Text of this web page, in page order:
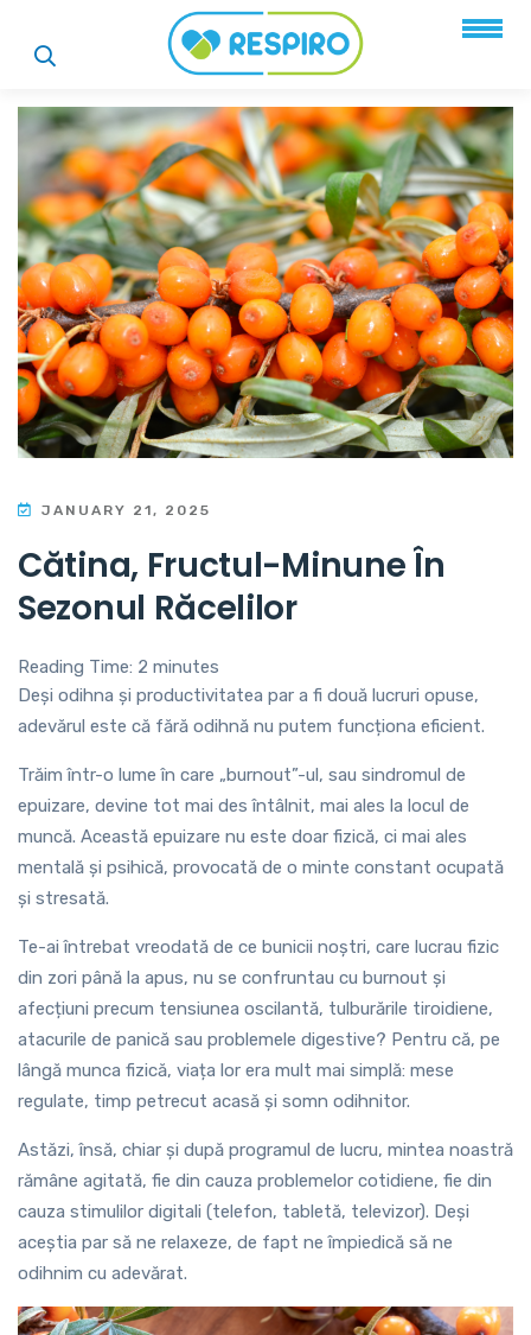
JANUARY 21, 2025
Cătina, Fructul-Minune În
Sezonul Răcelilor
Reading Time: 2 minutes
Deși odihna și productivitatea par a fi două lucruri opuse,
adevărul este că fără odihnă nu putem funcționa eficient.
Trăim într-o lume în care „burnout”-ul, sau sindromul de
epuizare, devine tot mai des întâlnit, mai ales la locul de
muncă. Această epuizare nu este doar fizică, ci mai ales
mentală și psihică, provocată de o minte constant ocupată
și stresată.
Te-ai întrebat vreodată de ce bunicii noștri, care lucrau fizic
din zori până la apus, nu se confruntau cu burnout și
afecțiuni precum tensiunea oscilantă, tulburările tiroidiene,
atacurile de panică sau problemele digestive? Pentru că, pe
lângă munca fizică, viața lor era mult mai simplă: mese
regulate, timp petrecut acasă și somn odihnitor.
Astăzi, însă, chiar și după programul de lucru, mintea noastră
rămâne agitată, fie din cauza problemelor cotidiene, fie din
cauza stimulilor digitali (telefon, tabletă, televizor). Deși
aceștia par să ne relaxeze, de fapt ne împiedică să ne
odihnim cu adevărat.